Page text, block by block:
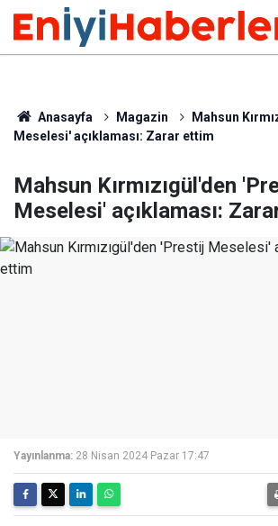
Anasayfa Magazin
Mahsun
Meselesi' açıklaması: Zarar ettim
Mahsun Kırmızıgül'den
Meselesi' açıklaması:
Yayınlanma: 28 Nisan 2024 Pazar 17:47